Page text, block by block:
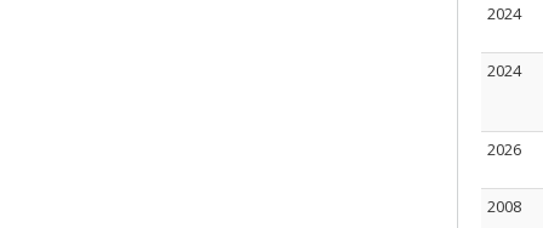
2024
2024
2026
2008